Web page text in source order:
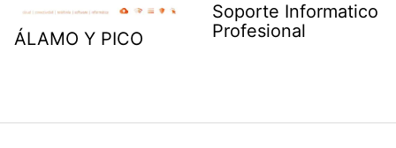
ÁLAMO Y PICO
Soporte Informatico
Profesional